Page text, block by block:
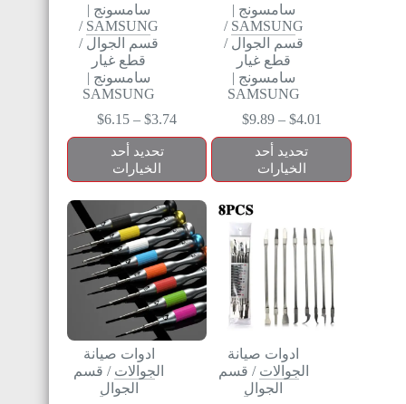
سامسونج |
SAMSUNG
/
قسم الجوال /
قطع غيار
سامسونج |
SAMSUNG
$4.01
–
$9.89
تحديد أحد
الخيارات
سامسونج |
SAMSUNG
/
قسم الجوال /
قطع غيار
سامسونج |
SAMSUNG
$3.74
–
$6.15
تحديد أحد
الخيارات
ادوات صيانة
الجوالات / قسم
الجوال
ادوات صيانة
الجوالات / قسم
الجوال